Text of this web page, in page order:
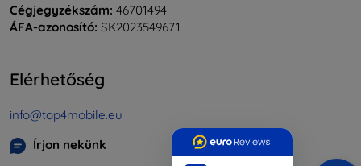
Cégjegyzékszám: 46701494
ÁFA-azonosító: SK2023549671
Elérhetőség
info@top4mobile.eu
Írjon nekünk